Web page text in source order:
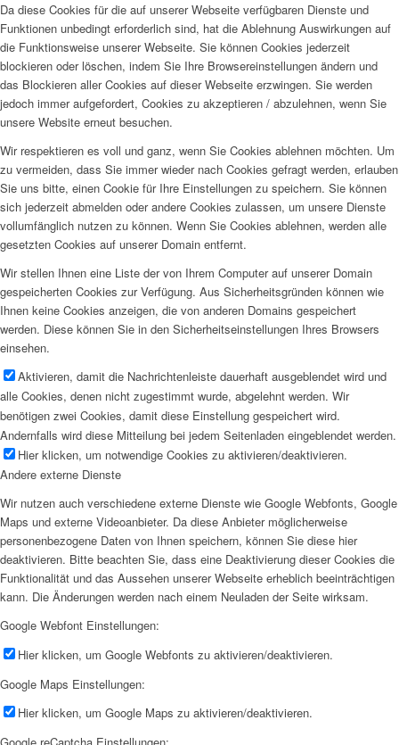
Da diese Cookies für die auf unserer Webseite verfügbaren Dienste und
Funktionen unbedingt erforderlich sind, hat die Ablehnung Auswirkungen auf
die Funktionsweise unserer Webseite. Sie können Cookies jederzeit
blockieren oder löschen, indem Sie Ihre Browsereinstellungen ändern und
das Blockieren aller Cookies auf dieser Webseite erzwingen. Sie werden
jedoch immer aufgefordert, Cookies zu akzeptieren / abzulehnen, wenn Sie
unsere Website erneut besuchen.
Wir respektieren es voll und ganz, wenn Sie Cookies ablehnen möchten. Um
zu vermeiden, dass Sie immer wieder nach Cookies gefragt werden, erlauben
Sie uns bitte, einen Cookie für Ihre Einstellungen zu speichern. Sie können
sich jederzeit abmelden oder andere Cookies zulassen, um unsere Dienste
vollumfänglich nutzen zu können. Wenn Sie Cookies ablehnen, werden alle
gesetzten Cookies auf unserer Domain entfernt.
Wir stellen Ihnen eine Liste der von Ihrem Computer auf unserer Domain
gespeicherten Cookies zur Verfügung. Aus Sicherheitsgründen können wie
Ihnen keine Cookies anzeigen, die von anderen Domains gespeichert
werden. Diese können Sie in den Sicherheitseinstellungen Ihres Browsers
einsehen.
Aktivieren, damit die Nachrichtenleiste dauerhaft ausgeblendet wird und
alle Cookies, denen nicht zugestimmt wurde, abgelehnt werden. Wir
benötigen zwei Cookies, damit diese Einstellung gespeichert wird.
Andernfalls wird diese Mitteilung bei jedem Seitenladen eingeblendet werden.
Hier klicken, um notwendige Cookies zu aktivieren/deaktivieren.
Andere externe Dienste
Wir nutzen auch verschiedene externe Dienste wie Google Webfonts, Google
Maps und externe Videoanbieter. Da diese Anbieter möglicherweise
personenbezogene Daten von Ihnen speichern, können Sie diese hier
deaktivieren. Bitte beachten Sie, dass eine Deaktivierung dieser Cookies die
Funktionalität und das Aussehen unserer Webseite erheblich beeinträchtigen
kann. Die Änderungen werden nach einem Neuladen der Seite wirksam.
Google Webfont Einstellungen:
Hier klicken, um Google Webfonts zu aktivieren/deaktivieren.
Google Maps Einstellungen:
Hier klicken, um Google Maps zu aktivieren/deaktivieren.
Google reCaptcha Einstellungen: